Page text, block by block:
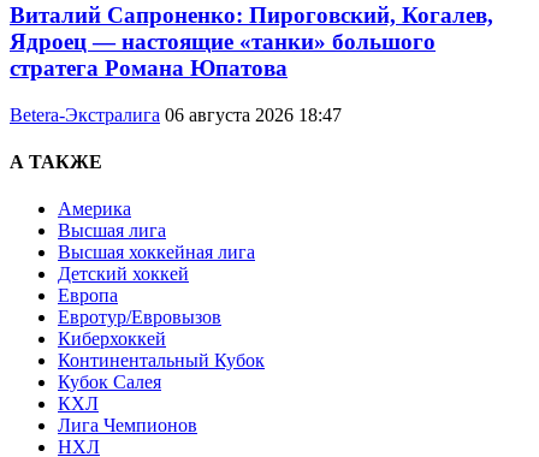
Виталий Сапроненко: Пироговский, Когалев,
Ядроец — настоящие «танки» большого
стратега Романа Юпатова
Betera-Экстралига 06 августа 2026 18:47
А ТАКЖЕ
Америка
Высшая лига
Высшая хоккейная лига
Детский хоккей
Европа
Евротур/Евровызов
Киберхоккей
Континентальный Кубок
Кубок Салея
КХЛ
Лига Чемпионов
НХЛ